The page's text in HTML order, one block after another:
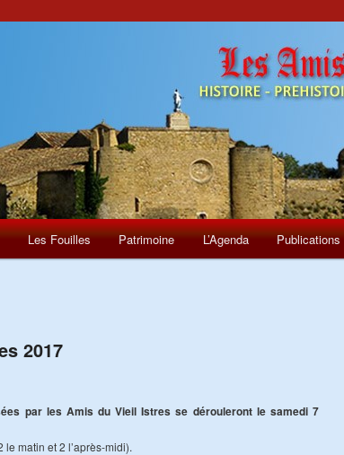
Les Fouilles Patrimoine L’Agenda Publications
2017
par les Amis du Vieil Istres se dérouleront le samedi 7
matin et 2 l’après-midi).